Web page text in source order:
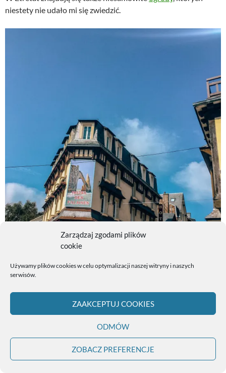
niestety nie udało mi się zwiedzić.
Weekend pod Paryżem – Hawr
Zarządzaj zgodami plików
cookie
Używamy plików cookies w celu optymalizacji naszej witryny i naszych
serwisów.
ZAAKCEPTUJ COOKIES
ODMÓW
ZOBACZ PREFERENCJE